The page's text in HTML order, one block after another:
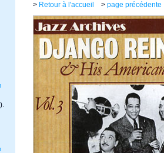
> Retour à l'accueil > page précédente